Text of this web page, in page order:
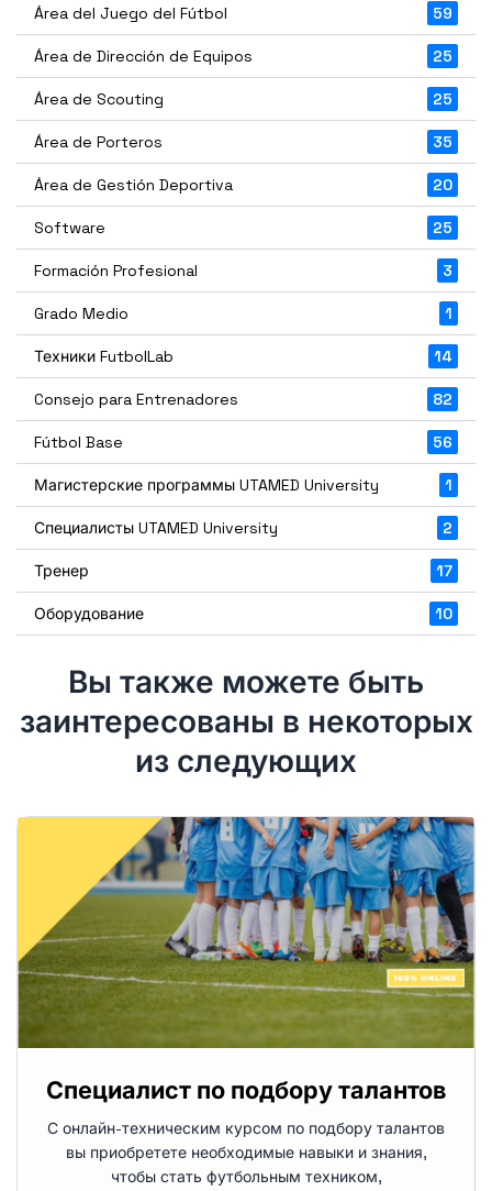
Área del Juego del Fútbol 59
Área de Dirección de Equipos 25
Área de Scouting 25
Área de Porteros 35
Área de Gestión Deportiva 20
Software 25
Formación Profesional 3
Grado Medio 1
Техники FutbolLab 14
Consejo para Entrenadores 82
Fútbol Base 56
Магистерские программы UTAMED University 1
Специалисты UTAMED University 2
Тренер 17
Оборудование 10
Вы также можете быть
заинтересованы в некоторых
из следующих
Специалист по подбору талантов
С онлайн-техническим курсом по подбору талантов
вы приобретете необходимые навыки и знания,
чтобы стать футбольным техником,